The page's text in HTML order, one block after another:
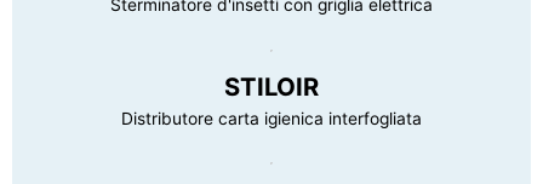
Sterminatore d'insetti con griglia elettrica
STILOIR
Distributore carta igienica interfogliata